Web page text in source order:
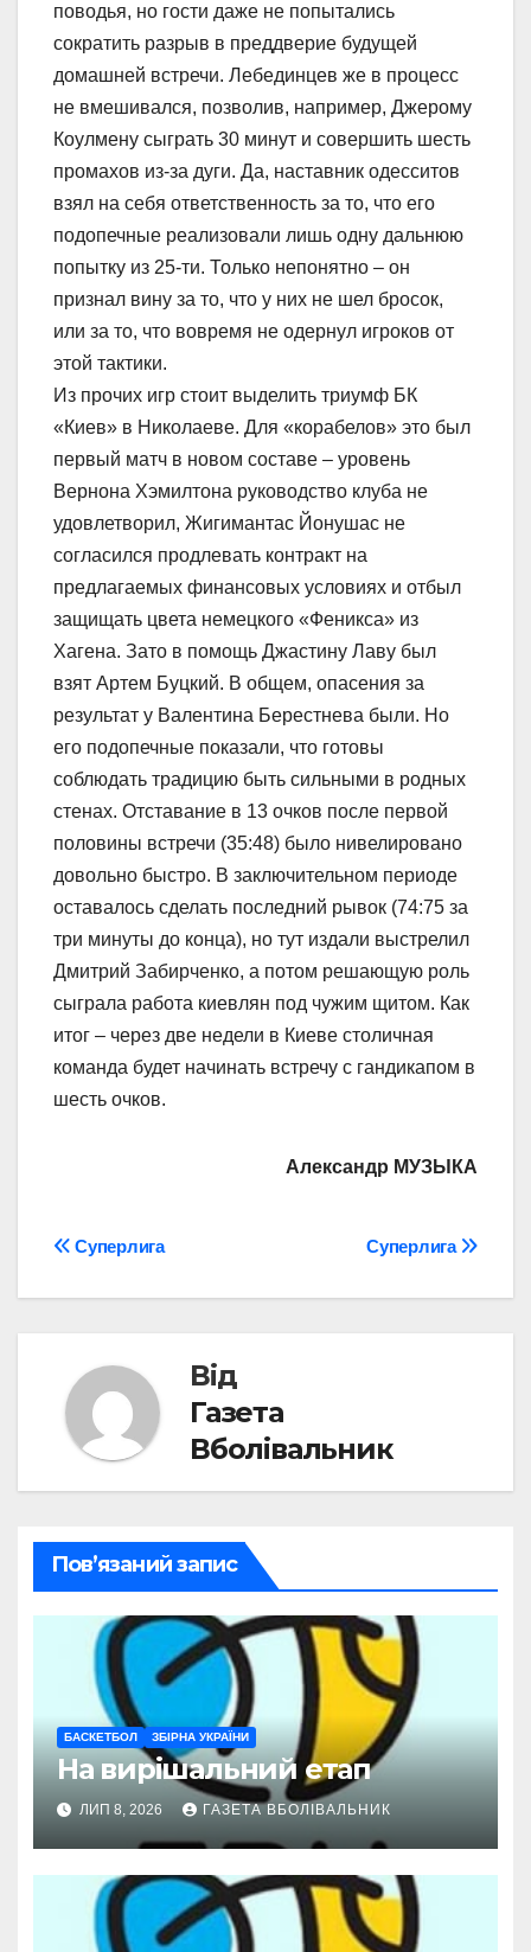
поводья, но гости даже не попытались
сократить разрыв в преддверие будущей
домашней встречи. Лебединцев же в процесс
не вмешивался, позволив, например, Джерому
Коулмену сыграть 30 минут и совершить шесть
промахов из-за дуги. Да, наставник одесситов
взял на себя ответственность за то, что его
подопечные реализовали лишь одну дальнюю
попытку из 25-ти. Только непонятно – он
признал вину за то, что у них не шел бросок,
или за то, что вовремя не одернул игроков от
этой тактики.
Из прочих игр стоит выделить триумф БК
«Киев» в Николаеве. Для «корабелов» это был
первый матч в новом составе – уровень
Вернона Хэмилтона руководство клуба не
удовлетворил, Жигимантас Йонушас не
согласился продлевать контракт на
предлагаемых финансовых условиях и отбыл
защищать цвета немецкого «Феникса» из
Хагена. Зато в помощь Джастину Лаву был
взят Артем Буцкий. В общем, опасения за
результат у Валентина Берестнева были. Но
его подопечные показали, что готовы
соблюдать традицию быть сильными в родных
стенах. Отставание в 13 очков после первой
половины встречи (35:48) было нивелировано
довольно быстро. В заключительном периоде
оставалось сделать последний рывок (74:75 за
три минуты до конца), но тут издали выстрелил
Дмитрий Забирченко, а потом решающую роль
сыграла работа киевлян под чужим щитом. Как
итог – через две недели в Киеве столичная
команда будет начинать встречу с гандикапом в
шесть очков.
Александр МУЗЫКА
Навігація
записів
Суперлига
Суперлига
Від
Газета
Вболівальник
Пов’язаний запис
БАСКЕТБОЛ ЗБІРНА УКРАЇНИ
На вирішальний етап
ЛИП 8, 2026 ГАЗЕТА ВБОЛІВАЛЬНИК